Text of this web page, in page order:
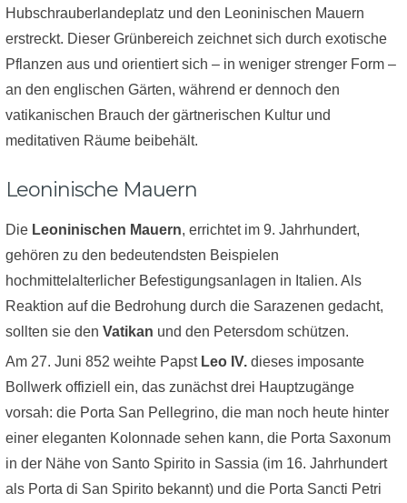
Hubschrauberlandeplatz und den Leoninischen Mauern
erstreckt. Dieser Grünbereich zeichnet sich durch exotische
Pflanzen aus und orientiert sich – in weniger strenger Form –
an den englischen Gärten, während er dennoch den
vatikanischen Brauch der gärtnerischen Kultur und
meditativen Räume beibehält.
Leoninische Mauern
Die Leoninischen Mauern, errichtet im 9. Jahrhundert,
gehören zu den bedeutendsten Beispielen
hochmittelalterlicher Befestigungsanlagen in Italien. Als
Reaktion auf die Bedrohung durch die Sarazenen gedacht,
sollten sie den Vatikan und den Petersdom schützen.
Am 27. Juni 852 weihte Papst Leo IV. dieses imposante
Bollwerk offiziell ein, das zunächst drei Hauptzugänge
vorsah: die Porta San Pellegrino, die man noch heute hinter
einer eleganten Kolonnade sehen kann, die Porta Saxonum
in der Nähe von Santo Spirito in Sassia (im 16. Jahrhundert
als Porta di San Spirito bekannt) und die Porta Sancti Petri